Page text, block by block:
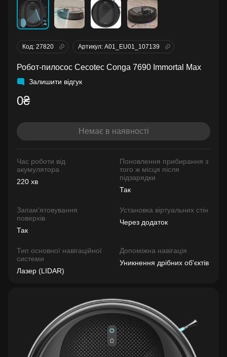
Код: 27820 Артикул: A01_EU01_107139
Робот-пилосос Cecotec Conga 7690 Immortal Max
Залишити відгук
0₴
Немає в наявності
Час роботи від
акумулятора
220 хв
Поновлення прибирання з
того ж місця після
підзарядки
Так
Запам'ятовування
поверхів
Так
Установка віртуальних стін
Через додаток
Тип основної навігаційної
системи
Лазер (LIDAR)
Допоміжна навігація
Уникнення дрібних об'єктів